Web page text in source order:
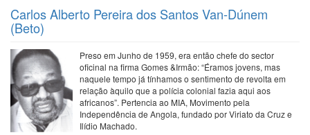
Carlos Alberto Pereira dos Santos Van-Dúnem
(Beto)
Preso em Junho de 1959, era então chefe do sector
oficinal na firma Gomes &Irmão: “Éramos jovens, mas
naquele tempo já tínhamos o sentimento de revolta em
relação àquilo que a polícia colonial fazia aqui aos
africanos”. Pertencia ao MIA, Movimento pela
Independência de Angola, fundado por Viriato da Cruz e
Ilídio Machado.